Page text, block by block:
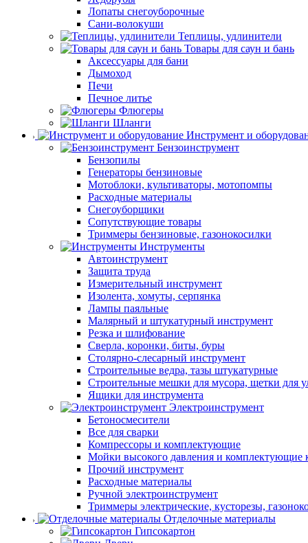
Лопаты снегоуборочные
Сани-волокуши
Теплицы, удлинители
Товары для саун и бань
Аксессуары для бани
Дымоход
Печи
Печное литье
Флюгеры
Шланги
Инструмент и
Бензоинструмент
Бензопилы
Генераторы бензиновые
Мотоблоки, культиваторы, мотопомпы
Расходные материалы
Снегоуборщики
Сопутствующие товары
Триммеры бензиновые, газонокосилки
Инструменты
Автоинструмент
Защита труда
Измерительный инструмент
Изолента, хомуты, серпянка
Лампы паяльные
Малярный и штукатурный инструмент
Резка и шлифование
Сверла, коронки, биты, буры
Столярно-слесарный инструмент
Строительные ведра, тазы штукатурные
Строительные мешки для мусора, щетки для
Ящики для инструмента
Электроинструмент
Бетоносмесители
Все для сварки
Компрессоры и комплектующие
Мойки высокого давления и комплектующие
Прочий инструмент
Расходные материалы
Ручной электроинструмент
Триммеры электрические, кусторезы,
Отделочные материалы
Гипсокартон